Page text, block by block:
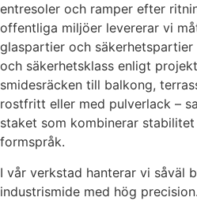
entresoler och ramper efter
offentliga miljöer levererar vi
glaspartier och
och säkerhetsklass enligt
smidesräcken till balkong,
rostfritt eller med pulverlack –
staket som kombinerar
formspråk.
I vår verkstad hanterar vi såväl
industrismide med hög